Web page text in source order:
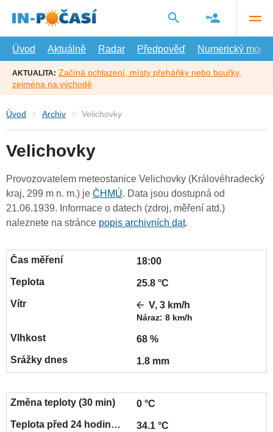
hlavní
Úvod
Aktuálně Radar Předpověď Numerický model
AKTUALITA: Začíná ochlazení, místy přeháňky nebo bouřky,
zejména na východě
Úvod Archiv Velichovky
Velichovky
Provozovatelem meteostanice Velichovky (Královéhradecký
kraj, 299 m n. m.) je ČHMÚ. Data jsou dostupná od
21.06.1939. Informace o datech (zdroj, měření atd.)
naleznete na stránce popis archivních dat.
18:00
25.8 °C
V, 3 km/h
Náraz: 8 km/h
68 %
1.8 mm
0 °C
34.1 °C